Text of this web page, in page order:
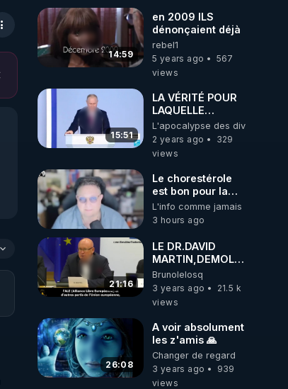
14:59
en 2009 ILS
dénonçaient déjà
rebel1
5 years ago
567
views
15:51
LA VÉRITÉ POUR
LAQUELLE
L'OCCIDENT
VEUT DÉTRUIRE
LA RUSSIE
L'apocalypse des divulgations
2 years ago
329
views
Le chorestérole
est bon pour la
santé, ils nous
volent l'eau ! 😒🤢
https://odysee.com/
L'info comme jamais
3 hours ago
21:16
LE DR.DAVID
MARTIN,DEMOLIT
À L'EXPLOSIF
L'HISTOIRE DU
COVID,AU
EUROPÉEN,
DEPUIS 1990 💥💥
Brunolelosq
3 years ago
21.5 k
views
26:08
A voir absolument
les z'amis 🙏
Changer de regard
3 years ago
939
views